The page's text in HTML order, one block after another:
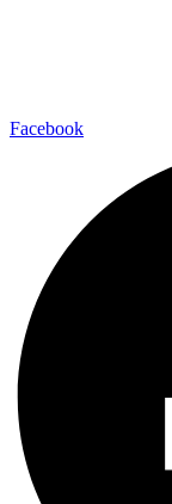
Facebook